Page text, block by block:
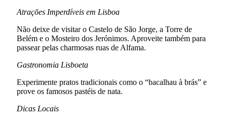
Atrações Imperdíveis em Lisboa
Não deixe de visitar o Castelo de São Jorge, a Torre de
Belém e o Mosteiro dos Jerónimos. Aproveite também para
passear pelas charmosas ruas de Alfama.
Gastronomia Lisboeta
Experimente pratos tradicionais como o “bacalhau à brás” e
prove os famosos pastéis de nata.
Dicas Locais